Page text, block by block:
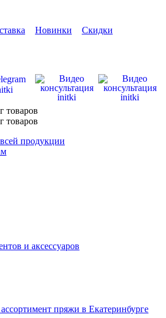
Новинки Скидки
товаров
товаров
продукции
и аксессуаров
пряжи в Екатеринбурге